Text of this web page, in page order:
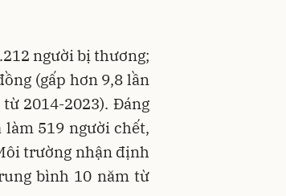
người bị thương;
(gấp hơn 9,8 lần
2014-2023). Đáng
519 người chết,
trường nhận định
bình 10 năm từ